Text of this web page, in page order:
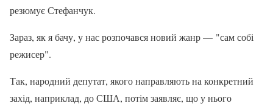
резюмує Стефанчук.
Зараз, як я бачу, у нас розпочався новий жанр — "сам собі
режисер".
Так, народний депутат, якого направляють на конкретний
захід, наприклад, до США, потім заявляє, що у нього